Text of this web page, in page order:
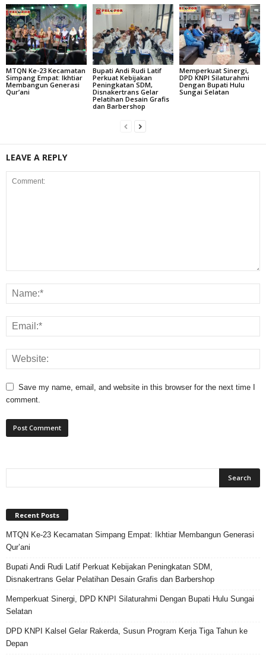
MTQN Ke-23 Kecamatan
Simpang Empat: Ikhtiar
Membangun Generasi
Qur’ani
Bupati Andi Rudi Latif
Perkuat Kebijakan
Peningkatan SDM,
Disnakertrans Gelar
Pelatihan Desain Grafis
dan Barbershop
Memperkuat Sinergi,
DPD KNPI Silaturahmi
Dengan Bupati Hulu
Sungai Selatan
LEAVE A REPLY
Save my name, email, and website in this browser for the next time I
comment.
Recent Posts
MTQN Ke-23 Kecamatan Simpang Empat: Ikhtiar Membangun Generasi
Qur’ani
Bupati Andi Rudi Latif Perkuat Kebijakan Peningkatan SDM,
Disnakertrans Gelar Pelatihan Desain Grafis dan Barbershop
Memperkuat Sinergi, DPD KNPI Silaturahmi Dengan Bupati Hulu Sungai
Selatan
DPD KNPI Kalsel Gelar Rakerda, Susun Program Kerja Tiga Tahun ke
Depan